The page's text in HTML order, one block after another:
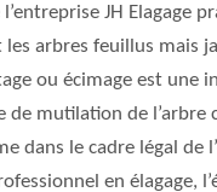
JH Elagage
les arbres feuillus mais
ou écimage est une
mutilation de l’arbre
dans le cadre légal de
en élagage,